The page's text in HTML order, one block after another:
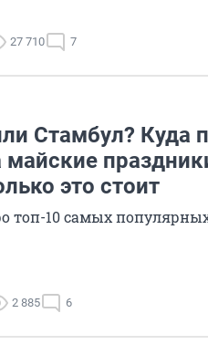
27 710 7
Стамбул? Куда
майские
это стоит
топ-10 самых
2 885 6